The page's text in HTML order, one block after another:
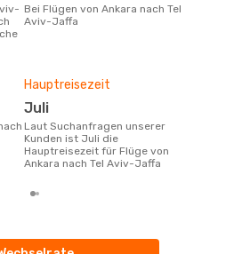
Bei Flügen von Ankara nach Tel
Aviv-Jaffa
Hauptreisezeit
Juli
Laut Suchanfragen unserer
Kunden ist Juli die
Hauptreisezeit für Flüge von
Ankara nach Tel Aviv-Jaffa